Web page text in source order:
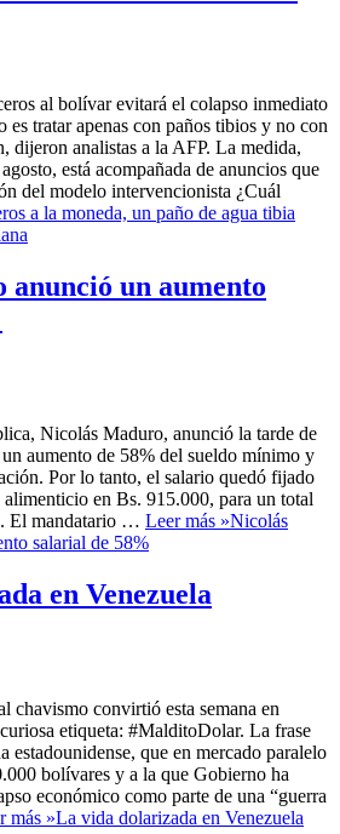
al bolívar evitará el colapso inmediato
es tratar apenas con paños tibios y no con
dijeron analistas a la AFP. La medida,
está acompañada de anuncios que
del modelo intervencionista ¿Cuál
a la moneda, un paño de agua tibia
anunció un aumento
Nicolás Maduro, anunció la tarde de
un aumento de 58% del sueldo mínimo y
Por lo tanto, el salario quedó fijado
en Bs. 915.000, para un total
El mandatario … Leer más »Nicolás
salarial de 58%
en Venezuela
chavismo convirtió esta semana en
etiqueta: #MalditoDolar. La frase
estadounidense, que en mercado paralelo
bolívares y a la que Gobierno ha
económico como parte de una “guerra
más »La vida dolarizada en Venezuela